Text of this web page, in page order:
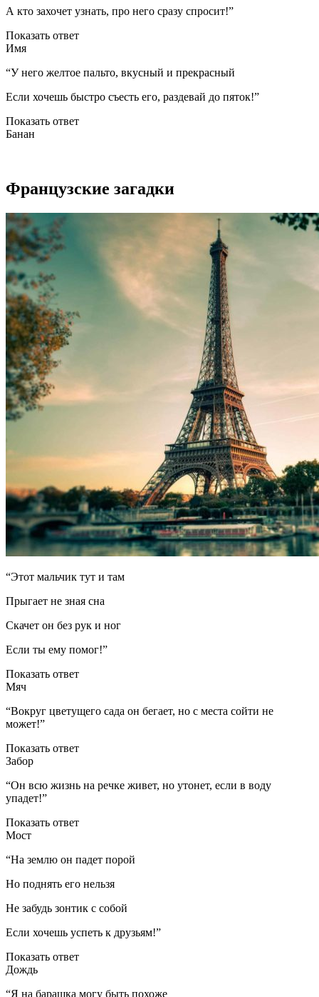
А кто захочет узнать, про него сразу спросит!”
Показать ответ
Имя
“У него желтое пальто, вкусный и прекрасный
Если хочешь быстро съесть его, раздевай до пяток!”
Показать ответ
Банан
Французские загадки
“Этот мальчик тут и там
Прыгает не зная сна
Скачет он без рук и ног
Если ты ему помог!”
Показать ответ
Мяч
“Вокруг цветущего сада он бегает, но с места сойти не
может!”
Показать ответ
Забор
“Он всю жизнь на речке живет, но утонет, если в воду
упадет!”
Показать ответ
Мост
“На землю он падет порой
Но поднять его нельзя
Не забудь зонтик с собой
Если хочешь успеть к друзьям!”
Показать ответ
Дождь
“Я на барашка могу быть похоже